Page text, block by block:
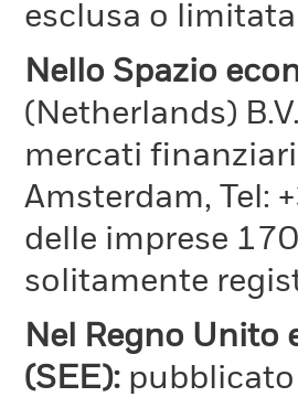
esclusa o
Nello Spazio
(Netherlands)
mercati
Amsterdam, Tel:
delle imprese
solitamente
Nel Regno Unito
(SEE):